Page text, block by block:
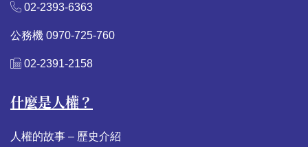
02-2393-6363
公務機 0970-725-760
02-2391-2158
什麼是人權？
人權的故事 – 歷史介紹